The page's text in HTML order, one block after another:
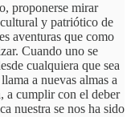
proponerse mirar
y patriótico de
aventuras que como
Cuando uno se
cualquiera que sea
a nuevas almas a
a cumplir con el deber
nuestra se nos ha sido